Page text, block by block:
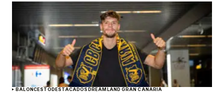
BALONCESTODESTACADOSDREAMLAND GRAN CANARIA